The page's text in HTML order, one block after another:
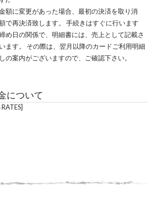
額に変更があった場合、最初の決済を取り消
で再決済致します。 手続きはすぐに行います
め日の関係で、明細書には、売上として記載さ
ます。 その際は、翌月以降のカードご利用明細
の案内がございますので、ご確認下さい。
について
RATES